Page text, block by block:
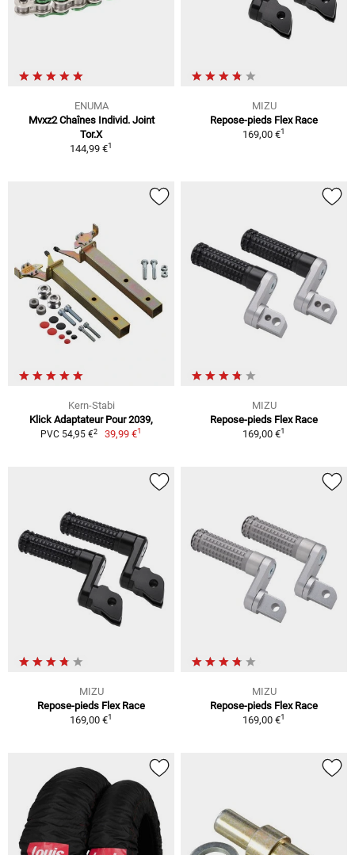
ENUMA
Mvxz2 Chaînes Individ. Joint
Tor.X
144,99 €1
MIZU
Repose-pieds Flex Race
169,00 €1
Kern-Stabi
Klick Adaptateur Pour 2039,
PVC 54,95 €2 39,99 €1
MIZU
Repose-pieds Flex Race
169,00 €1
MIZU
Repose-pieds Flex Race
169,00 €1
MIZU
Repose-pieds Flex Race
169,00 €1